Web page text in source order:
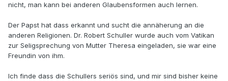
nicht, man kann bei anderen Glaubensformen auch lernen.
Der Papst hat dass erkannt und sucht die annäherung an die
anderen Religionen. Dr. Robert Schuller wurde auch vom Vatikan
zur Seligsprechung von Mutter Theresa eingeladen, sie war eine
Freundin von ihm.
Ich finde dass die Schullers seriös sind, und mir sind bisher keine